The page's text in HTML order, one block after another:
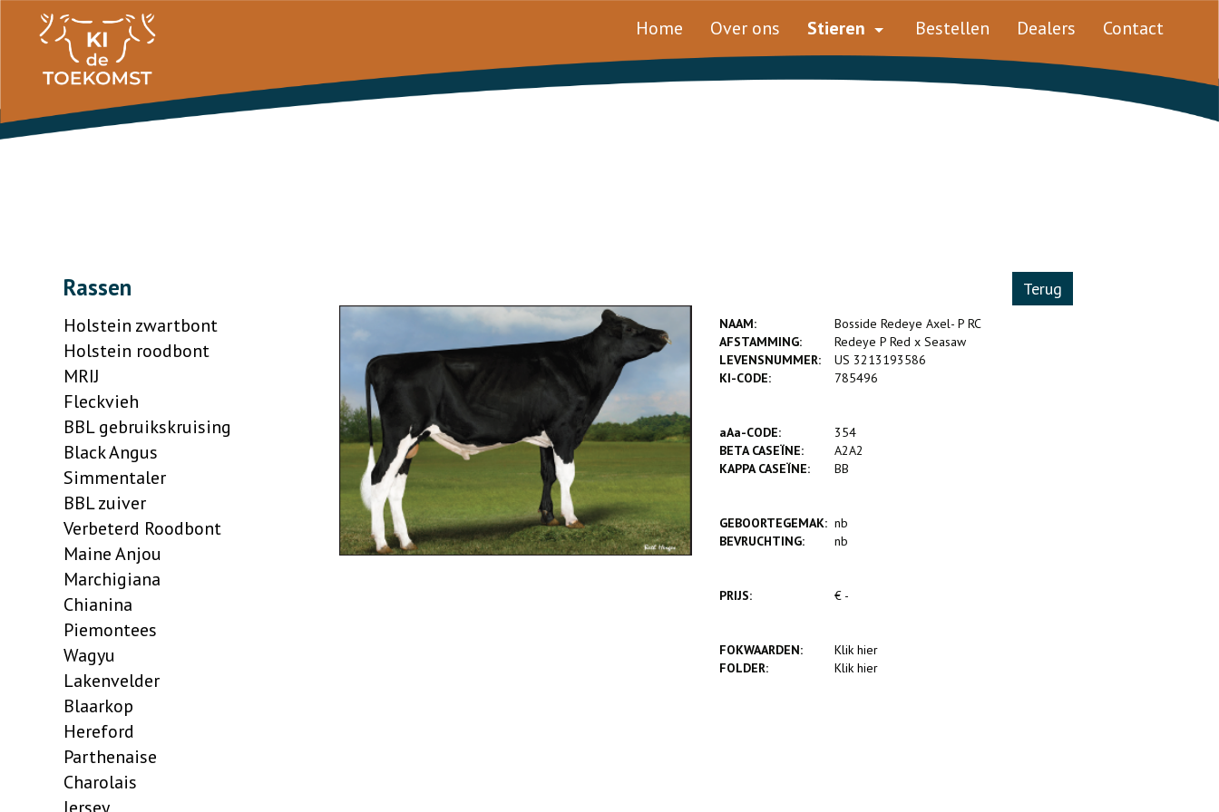
Home Over ons Stieren Bestellen Dealers Contact
Rassen
Holstein zwartbont
Holstein roodbont
MRIJ
Fleckvieh
BBL gebruikskruising
Black Angus
Simmentaler
BBL zuiver
Verbeterd Roodbont
Maine Anjou
Marchigiana
Chianina
Piemontees
Wagyu
Lakenvelder
Blaarkop
Hereford
Parthenaise
Charolais
Terug
NAAM:
Bosside Redeye Axel- P RC
AFSTAMMING:
Redeye P Red x Seasaw
LEVENSNUMMER:
US 3213193586
KI-CODE:
785496
aAa-CODE:
354
BETA CASEÏNE:
A2A2
KAPPA CASEÏNE:
BB
GEBOORTEGEMAK:nb
BEVRUCHTING:
nb
PRIJS: € -
FOKWAARDEN:
Klik hier
FOLDER:
Klik hier